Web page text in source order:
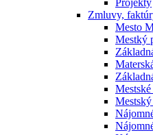
Projekty
Zmluvy,
Mesto
Mestký